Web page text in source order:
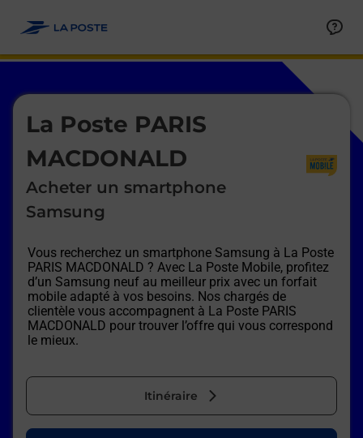
La Poste PARIS
MACDONALD
Acheter un smartphone
Samsung
Vous recherchez un smartphone Samsung à La Poste
PARIS MACDONALD ? Avec La Poste Mobile, profitez
d’un Samsung neuf au meilleur prix avec un forfait
mobile adapté à vos besoins. Nos chargés de
clientèle vous accompagnent à La Poste PARIS
MACDONALD pour trouver l’offre qui vous correspond
le mieux.
Itinéraire
Le lien s'ouvre dans un nouvel onglet